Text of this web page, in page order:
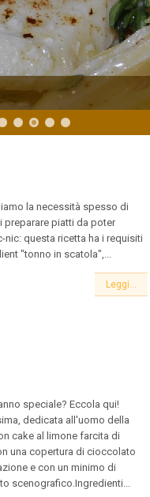
spesso di
preparare piatti da poter
questa ricetta ha i requisiti
"tonno in scatola",...
Leggi...
speciale? Eccola qui!
dedicata all'uomo della
cake al limone farcita di
una copertura di cioccolato
e con un minimo di
scenografico.Ingredienti...